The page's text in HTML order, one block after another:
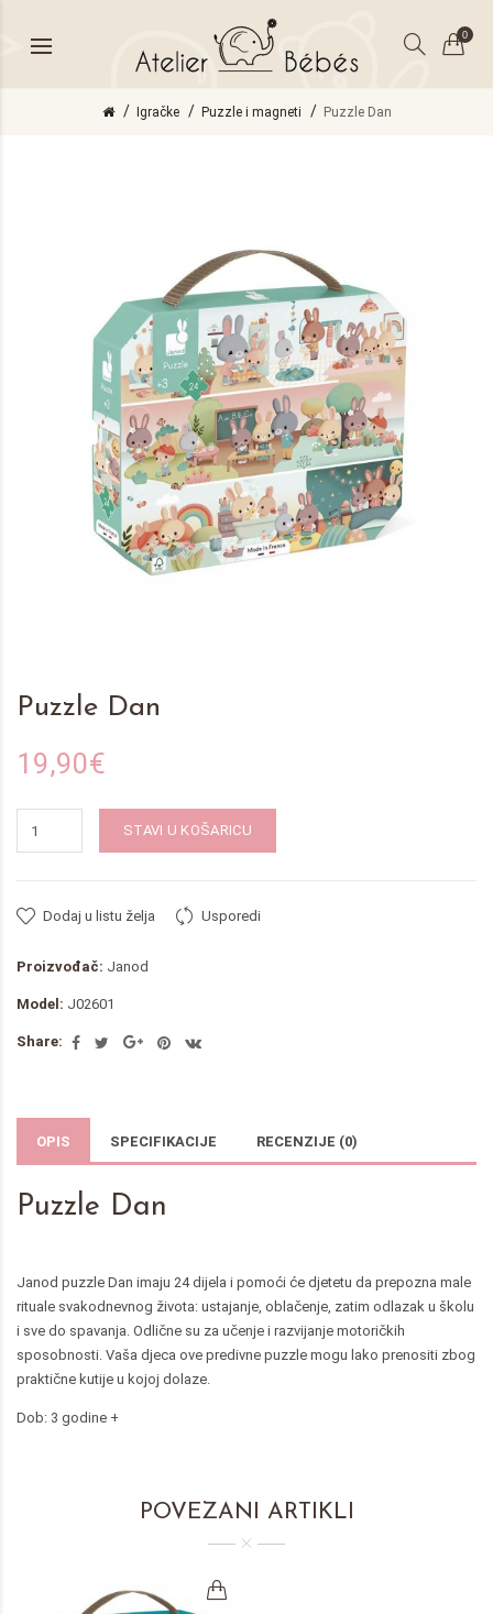
0
Igračke Puzzle i magneti Puzzle Dan
Puzzle Dan
19,90€
STAVI U KOŠARICU
Dodaj u listu želja Usporedi
Proizvođač: Janod
Model: J02601
Share:
OPIS SPECIFIKACIJE RECENZIJE (0)
Puzzle Dan
Janod puzzle Dan imaju 24 dijela i pomoći će djetetu da prepozna male
rituale svakodnevnog života: ustajanje, oblačenje, zatim odlazak u školu
i sve do spavanja. Odlične su za učenje i razvijanje motoričkih
sposobnosti. Vaša djeca ove predivne puzzle mogu lako prenositi zbog
praktične kutije u kojoj dolaze.
Dob: 3 godine +
POVEZANI ARTIKLI